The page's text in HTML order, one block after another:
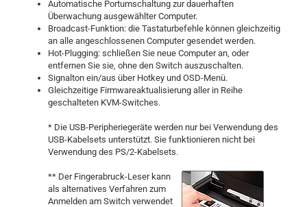
Automatische Portumschaltung zur dauerhaften
Überwachung ausgewählter Computer.
Broadcast-Funktion: die Tastaturbefehle können gleichzeitig
an alle angeschlossenen Computer gesendet werden.
Hot-Plugging: schließen Sie neue Computer an, oder
entfernen Sie sie, ohne den Switch auszuschalten.
Signalton ein/aus über Hotkey und OSD-Menü.
Gleichzeitige Firmwareaktualisierung aller in Reihe
geschalteten KVM-Switches.
* Die USB-Peripheriegeräte werden nur bei Verwendung des
USB-Kabelsets unterstützt. Sie funktionieren nicht bei
Verwendung des PS/2-Kabelsets.
** Der Fingerabruck-Leser kann
als alternatives Verfahren zum
Anmelden am Switch verwendet